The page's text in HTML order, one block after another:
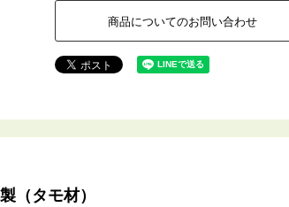
商品についてのお問い合わせ
タモ材）